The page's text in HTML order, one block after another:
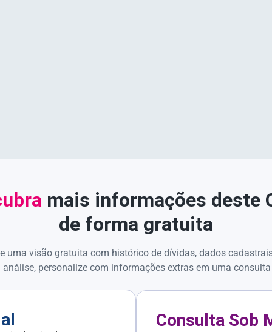
mais informações deste
de forma gratuita
uma visão gratuita com histórico de dívidas, dados
personalize com informações extras em uma
Consulta Sob